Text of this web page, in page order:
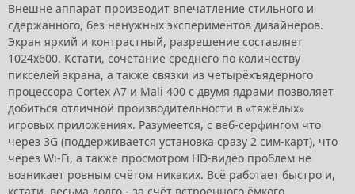
Внешне аппарат производит впечатление стильного и
сдержанного, без ненужных экспериментов дизайнеров.
Экран яркий и контрастный, разрешение составляет
1024х600. Кстати, сочетание среднего по количеству
пикселей экрана, а также связки из четырёхъядерного
процессора Cortex A7 и Mali 400 с двумя ядрами позволяет
добиться отличной производительности в «тяжёлых»
игровых приложениях. Разумеется, с веб-серфингом что
через 3G (поддерживается установка сразу 2 сим-карт), что
через Wi-Fi, а также просмотром HD-видео проблем не
возникает ровным счётом никаких. Всё работает быстро и,